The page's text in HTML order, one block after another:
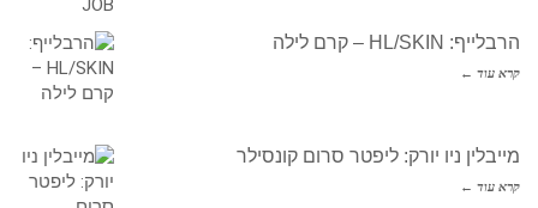
הרבלייף: HL/SKIN – קרם לילה
קרא עוד ←
מייבלין ניו יורק: ליפטר סרום קונסילר
קרא עוד ←